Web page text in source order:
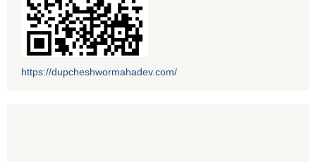
https://dupcheshwormahadev.com/